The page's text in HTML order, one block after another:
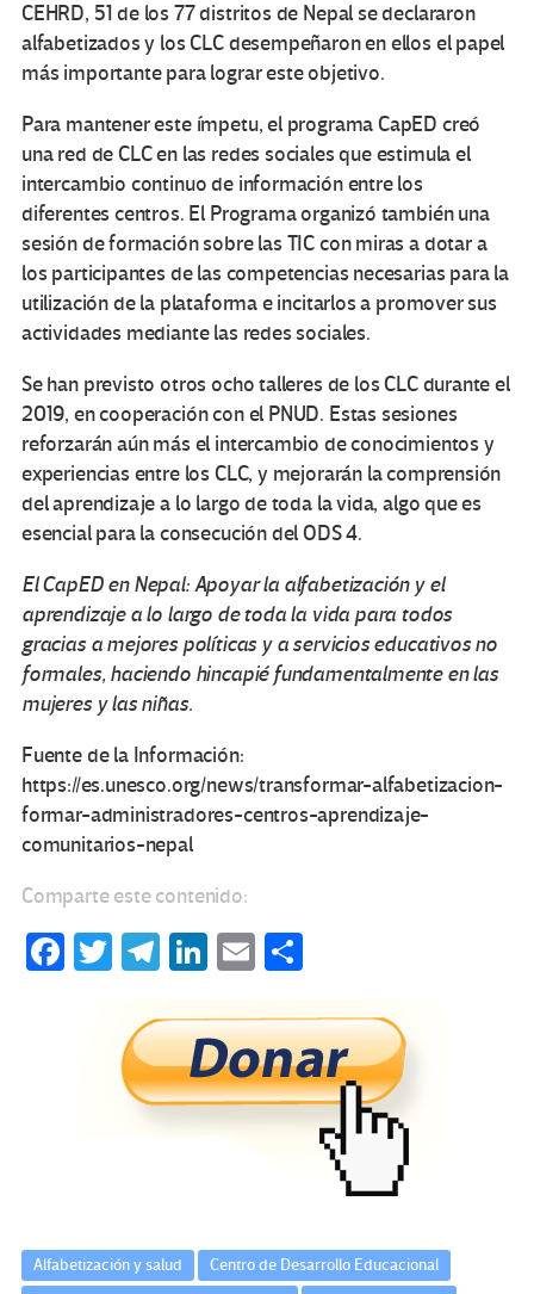
CEHRD, 51 de los 77 distritos de Nepal se declararon
alfabetizados y los CLC desempeñaron en ellos el papel
más importante para lograr este objetivo.
Para mantener este ímpetu, el programa CapED creó
una red de CLC en las redes sociales que estimula el
intercambio continuo de información entre los
diferentes centros. El Programa organizó también una
sesión de formación sobre las TIC con miras a dotar a
los participantes de las competencias necesarias para la
utilización de la plataforma e incitarlos a promover sus
actividades mediante las redes sociales.
Se han previsto otros ocho talleres de los CLC durante el
2019, en cooperación con el PNUD. Estas sesiones
reforzarán aún más el intercambio de conocimientos y
experiencias entre los CLC, y mejorarán la comprensión
del aprendizaje a lo largo de toda la vida, algo que es
esencial para la consecución del ODS 4.
El CapED en Nepal: Apoyar la alfabetización y el
aprendizaje a lo largo de toda la vida para todos
gracias a mejores políticas y a servicios educativos no
formales, haciendo hincapié fundamentalmente en las
mujeres y las niñas.
Fuente de la Información:
https://es.unesco.org/news/transformar-alfabetizacion-
formar-administradores-centros-aprendizaje-
comunitarios-nepal
Comparte este contenido:
Fa T
tt
er
Te
gr
a
m
Li
ke
dI
n
E
ail m
p
ar
tir
Alfabetización y salud
Centro de Desarrollo Educacional